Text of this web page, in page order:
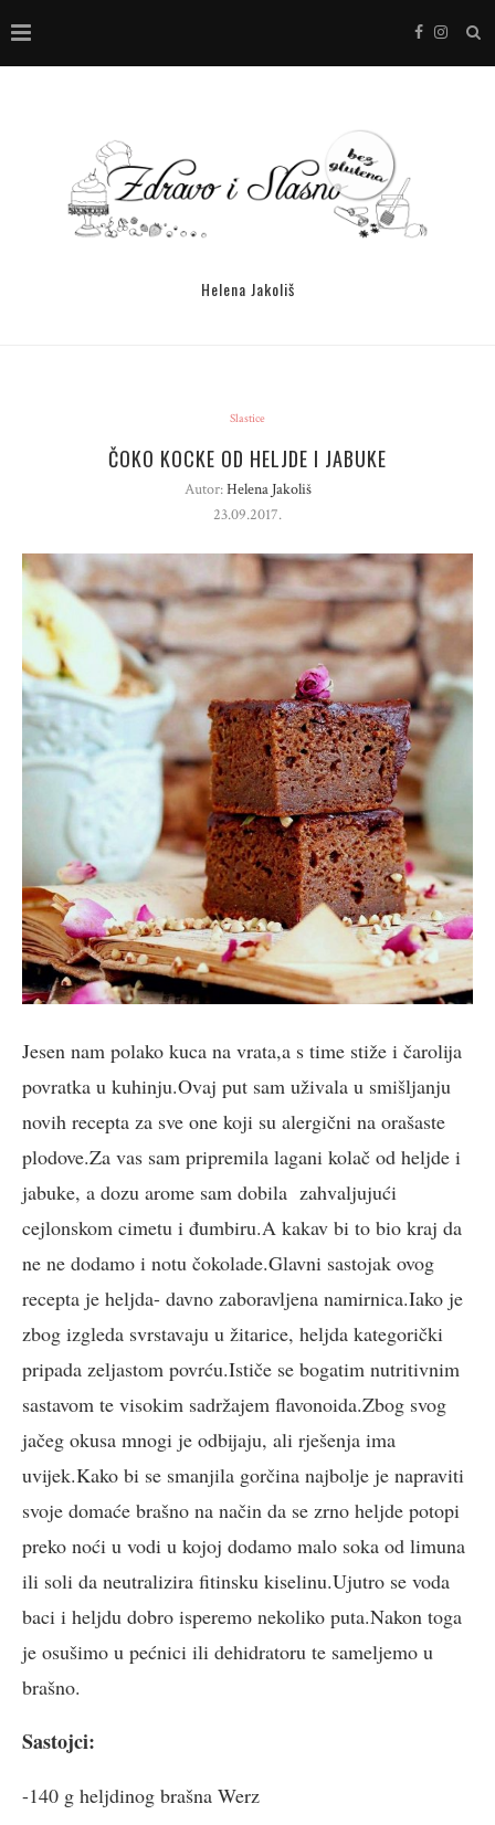
Helena Jakoliš
Slastice
ČOKO KOCKE OD HELJDE I JABUKE
Autor:Helena Jakoliš
23.09.2017.
Jesen nam polako kuca na vrata,a s time stiže i čarolija
povratka u kuhinju.Ovaj put sam uživala u smišljanju
novih recepta za sve one koji su alergični na orašaste
plodove.Za vas sam pripremila lagani kolač od heljde i
jabuke, a dozu arome sam dobila zahvaljujući
cejlonskom cimetu i đumbiru.A kakav bi to bio kraj da
ne ne dodamo i notu čokolade.Glavni sastojak ovog
recepta je heljda- davno zaboravljena namirnica.Iako je
zbog izgleda svrstavaju u žitarice, heljda kategorički
pripada zeljastom povrću.Ističe se bogatim nutritivnim
sastavom te visokim sadržajem flavonoida.Zbog svog
jačeg okusa mnogi je odbijaju, ali rješenja ima
uvijek.Kako bi se smanjila gorčina najbolje je napraviti
svoje domaće brašno na način da se zrno heljde potopi
preko noći u vodi u kojoj dodamo malo soka od limuna
ili soli da neutralizira fitinsku kiselinu.Ujutro se voda
baci i heljdu dobro isperemo nekoliko puta.Nakon toga
je osušimo u pećnici ili dehidratoru te sameljemo u
brašno.
Sastojci:
-140 g heljdinog brašna Werz